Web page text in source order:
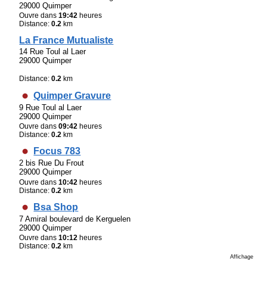
29000 Quimper
Ouvre dans19:42 heures
Distance:0.2 km
La France Mutualiste
14 Rue Toul al Laer
29000 Quimper
Distance:0.2 km
Quimper Gravure
9 Rue Toul al Laer
29000 Quimper
Ouvre dans09:42 heures
Distance:0.2 km
Focus 783
2 bis Rue Du Frout
29000 Quimper
Ouvre dans10:42 heures
Distance:0.2 km
Bsa Shop
7 Amiral boulevard de Kerguelen
29000 Quimper
Ouvre dans10:12 heures
Distance:0.2 km
Affichage